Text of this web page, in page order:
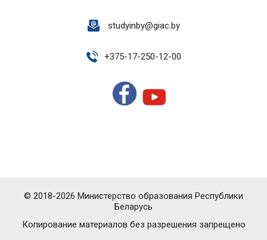
studyinby@giac.by
+375-17-250-12-00
Копирование материалов без разрешения запрещено
© 2018-2026 Министерство образования Республики
Беларусь